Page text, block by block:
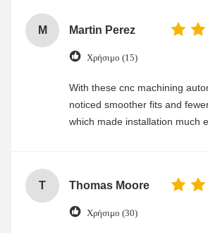
M Martin Perez
Χρήσιμο (15)
With these cnc machining
noticed smoother fits and
which made installation much
T Thomas Moore
Χρήσιμο (30)